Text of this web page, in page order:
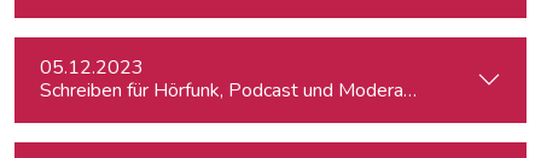
05.12.2023
Schreiben für Hörfunk, Podcast und Moderation